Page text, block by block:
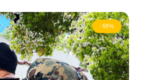
-58%